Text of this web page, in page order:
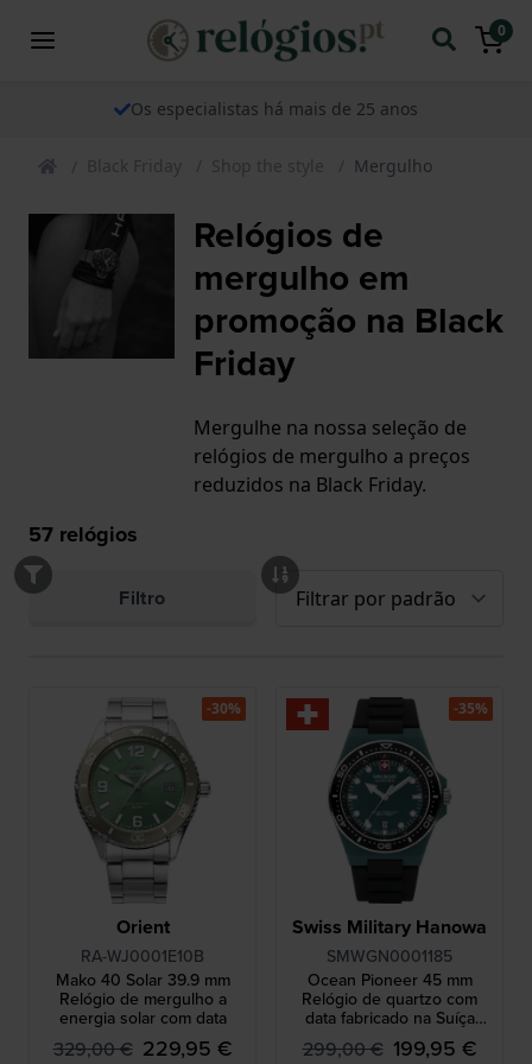
0
Os especialistas há mais de 25 anos
Black Friday Shop the style Mergulho
Relógios de
mergulho em
promoção na Black
Friday
Mergulhe na nossa seleção de
relógios de mergulho a preços
reduzidos na Black Friday.
57 relógios
Filtro
Orient
RA-WJ0001E10B
Mako 40 Solar 39.9 mm
Relógio de mergulho a
energia solar com data
329,00 € 229,95 €
-30%
Swiss Military Hanowa
SMWGN0001185
Ocean Pioneer 45 mm
Relógio de quartzo com
data fabricado na Suíça
#Tide Ocean Plastic
299,00 € 199,95 €
-35%